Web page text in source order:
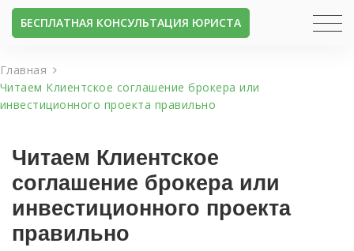
БЕСПЛАТНАЯ КОНСУЛЬТАЦИЯ ЮРИСТА
Главная
Читаем Клиентское соглашение брокера или
инвестиционного проекта правильно
Читаем Клиентское
соглашение брокера или
инвестиционного проекта
правильно